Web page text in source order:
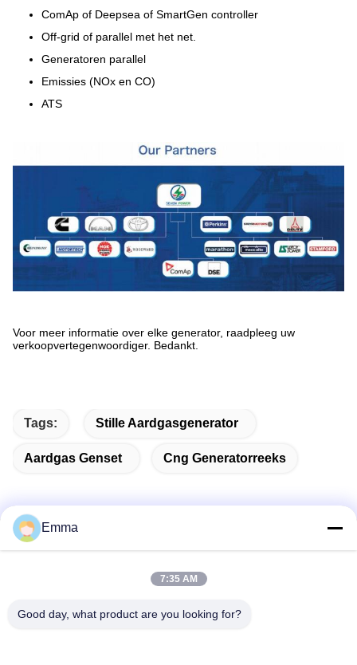
ComAp of Deepsea of SmartGen controller
Off-grid of parallel met het net.
Generatoren parallel
Emissies (NOx en CO)
ATS
Voor meer informatie over elke generator, raadpleeg uw
verkoopvertegenwoordiger. Bedankt.
Tags: Stille Aardgasgenerator
Aardgas Genset Cng Generatorreeks
No. 280 WanXing Road, Longhu Avenue, Industrial East
Emma
7:35 AM
Good day, what product are you looking for?